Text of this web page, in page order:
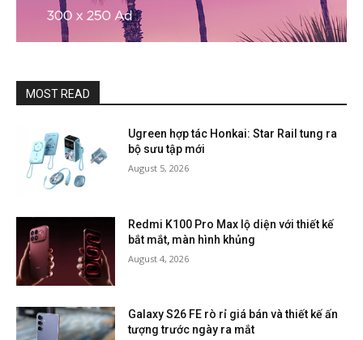
MOST READ
Ugreen hợp tác Honkai: Star Rail tung ra
bộ sưu tập mới
August 5, 2026
Redmi K100 Pro Max lộ diện với thiết kế
bắt mắt, màn hình khủng
August 4, 2026
Galaxy S26 FE rò rỉ giá bán và thiết kế ấn
tượng trước ngày ra mắt